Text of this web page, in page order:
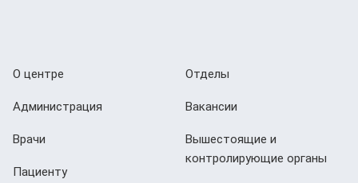
О центре
Администрация
Врачи
Пациенту
Отделы
Вакансии
Вышестоящие и
контролирующие органы